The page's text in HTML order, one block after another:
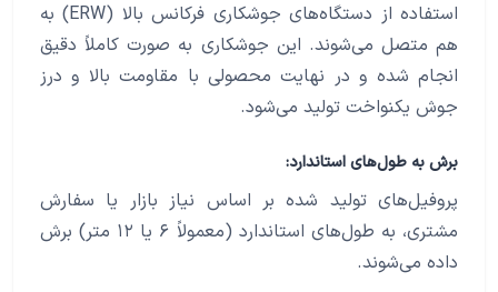
استفاده از دستگاه‌های جوشکاری فرکانس بالا (ERW) به
هم متصل می‌شوند. این جوشکاری به صورت کاملاً دقیق
انجام شده و در نهایت محصولی با مقاومت بالا و درز
جوش یکنواخت تولید می‌شود.
برش به طول‌های استاندارد:
پروفیل‌های تولید شده بر اساس نیاز بازار یا سفارش
مشتری، به طول‌های استاندارد (معمولاً ۶ یا ۱۲ متر) برش
داده می‌شوند.